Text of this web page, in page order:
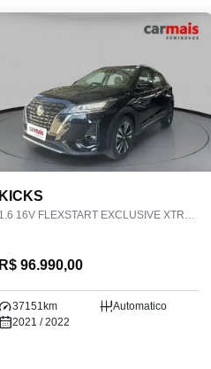
KICKS
1.6 16V FLEXSTART EXCLUSIVE XTRONIC
R$ 96.990,00
37151km
Automatico
2021 / 2022